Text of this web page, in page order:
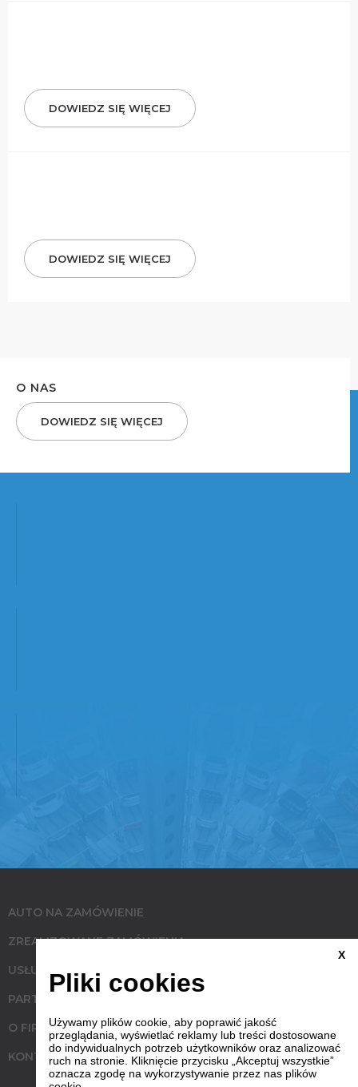
DOWIEDZ SIĘ WIĘCEJ
DOWIEDZ SIĘ WIĘCEJ
O NAS
DOWIEDZ SIĘ WIĘCEJ
AUTO NA ZAMÓWIENIE
ZREALIZOWANE ZAMÓWIENIA
USŁUGI
PARTNERZY
O FIRMIE
KONTAKT
X
Pliki cookies
Używamy plików cookie, aby poprawić jakość
przeglądania, wyświetlać reklamy lub treści dostosowane
do indywidualnych potrzeb użytkowników oraz analizować
ruch na stronie. Kliknięcie przycisku „Akceptuj wszystkie”
oznacza zgodę na wykorzystywanie przez nas plików